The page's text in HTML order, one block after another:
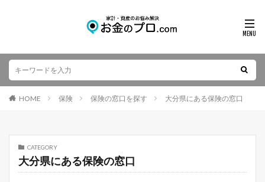
HOME 保険 保険の窓口を探す 大分県にある保険の窓口
CATEGORY
大分県にある保険の窓口